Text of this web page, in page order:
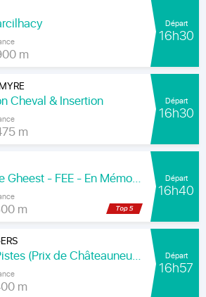
m
Départ
16h30
Cheval & Insertion
m
Départ
16h30
Arc Prix Maurice de Gheest - FEE - En Mémoire de Louis Romanet
m
Départ
16h40
Prix Au-Delà des Pistes (Prix de Châteauneuf-sur-Sarthe)
m
Départ
16h57